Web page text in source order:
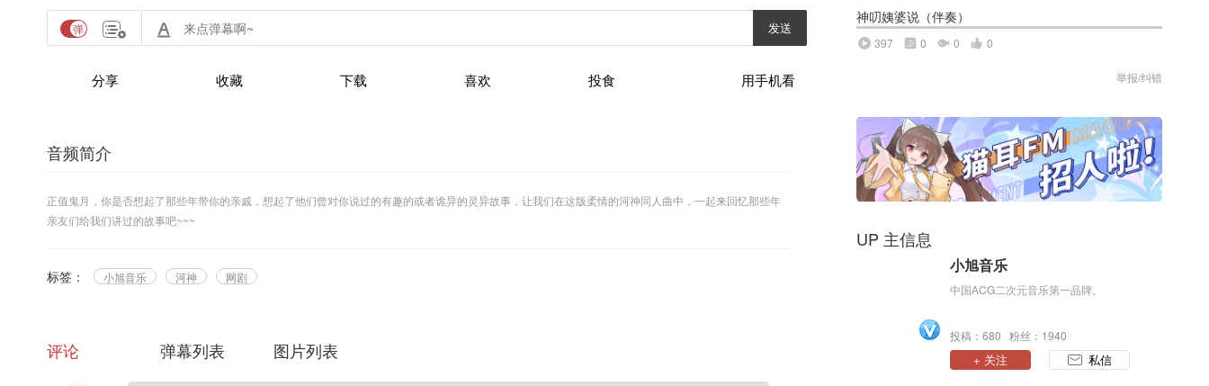
发送
分享 收藏 下载 喜欢 投食 用手机看
神叨姨婆说（伴奏）
397 0 0 0
举报/纠错
音频简介
正值鬼月，你是否想起了那些年带你的亲戚，想起了他们曾对你说过的有趣的或者诡异的灵异故事，让我们在这版柔情的河神同人曲中，一起来回忆那些年
亲友们给我们讲过的故事吧~~~
标签： 小旭音乐 河神 网剧
评论 弹幕列表 图片列表
UP 主信息
小旭音乐
中国ACG二次元音乐第一品牌。
投稿：680 粉丝：1940
+ 关注 私信